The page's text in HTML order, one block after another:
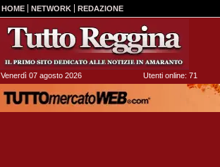
HOME NETWORK REDAZIONE
Venerdì 07 agosto 2026 Utenti online: 71